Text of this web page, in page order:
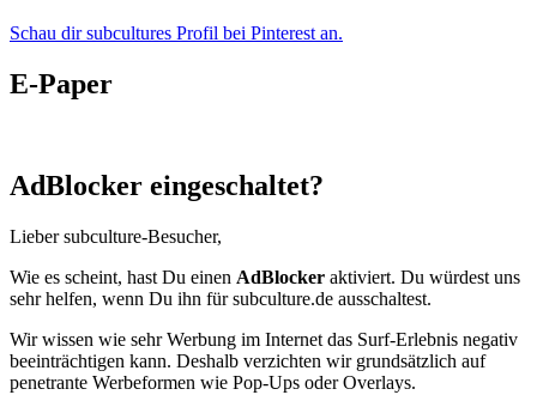
Schau dir subcultures Profil bei Pinterest an.
E-Paper
AdBlocker eingeschaltet?
Lieber subculture-Besucher,
Wie es scheint, hast Du einen AdBlocker aktiviert. Du würdest uns
sehr helfen, wenn Du ihn für subculture.de ausschaltest.
Wir wissen wie sehr Werbung im Internet das Surf-Erlebnis negativ
beeinträchtigen kann. Deshalb verzichten wir grundsätzlich auf
penetrante Werbeformen wie Pop-Ups oder Overlays.